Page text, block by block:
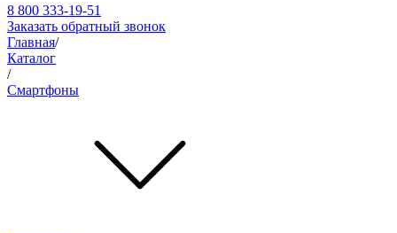
8 800 333-19-51
Заказать обратный звонок
Главная/
Каталог
/
Смартфоны